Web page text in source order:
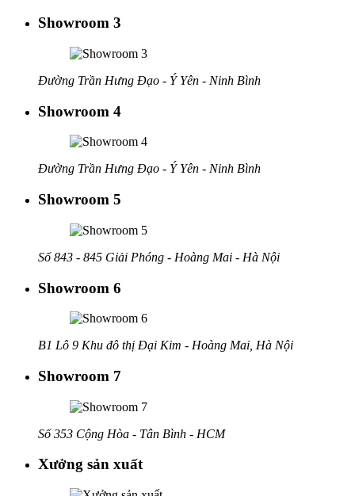
Showroom 3
Đường Trần Hưng Đạo - Ý Yên - Ninh Bình
Showroom 4
Đường Trần Hưng Đạo - Ý Yên - Ninh Bình
Showroom 5
Số 843 - 845 Giải Phóng - Hoàng Mai - Hà Nội
Showroom 6
B1 Lô 9 Khu đô thị Đại Kim - Hoàng Mai, Hà Nội
Showroom 7
Số 353 Cộng Hòa - Tân Bình - HCM
Xưởng sản xuất